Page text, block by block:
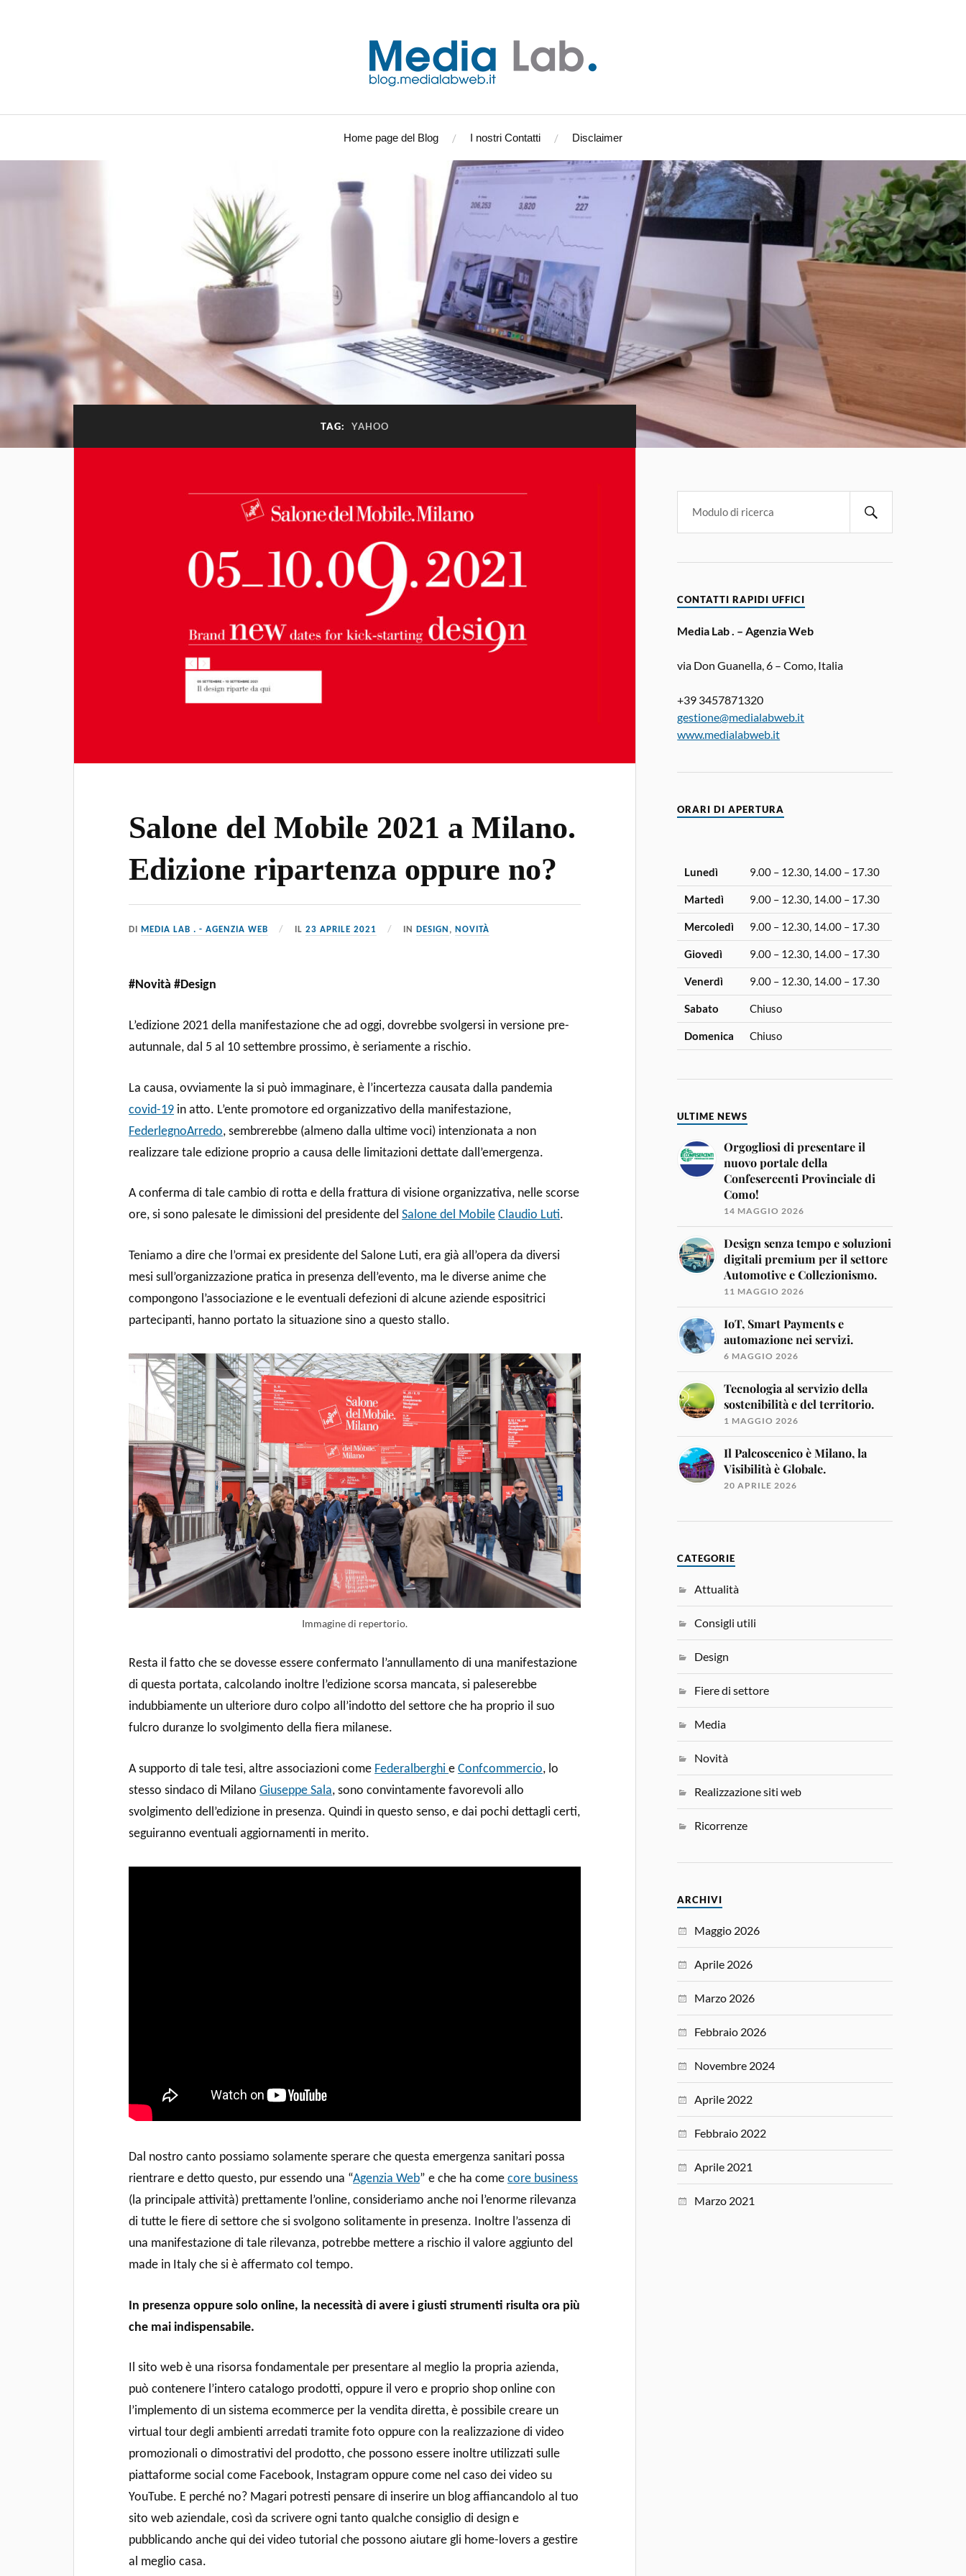
Home page del Blog I nostri Contatti Disclaimer
TAG: YAHOO
Salone del Mobile 2021 a Milano.
Edizione ripartenza oppure no?
DI MEDIA LAB . - AGENZIA WEB IL23 APRILE 2021 IN DESIGN , NOVITÀ
#Novità #Design
L’edizione 2021 della manifestazione che ad oggi, dovrebbe svolgersi in versione pre-
autunnale, dal 5 al 10 settembre prossimo, è seriamente a rischio.
La causa, ovviamente la si può immaginare, è l’incertezza causata dalla pandemia
covid-19 in atto. L’ente promotore ed organizzativo della manifestazione,
FederlegnoArredo, sembrerebbe (almeno dalla ultime voci) intenzionata a non
realizzare tale edizione proprio a causa delle limitazioni dettate dall’emergenza.
A conferma di tale cambio di rotta e della frattura di visione organizzativa, nelle scorse
ore, si sono palesate le dimissioni del presidente delSalone del Mobile Claudio Luti.
Teniamo a dire che l’ormai ex presidente del Salone Luti, era già all’opera da diversi
mesi sull’organizzazione pratica in presenza dell’evento, ma le diverse anime che
compongono l’associazione e le eventuali defezioni di alcune aziende espositrici
partecipanti, hanno portato la situazione sino a questo stallo.
Immagine di repertorio.
Resta il fatto che se dovesse essere confermato l’annullamento di una manifestazione
di questa portata, calcolando inoltre l’edizione scorsa mancata, si paleserebbe
indubbiamente un ulteriore duro colpo all’indotto del settore che ha proprio il suo
fulcro duranze lo svolgimento della fiera milanese.
A supporto di tale tesi, altre associazioni come FederalberghieConfcommercio, lo
stesso sindaco di MilanoGiuseppe Sala, sono convintamente favorevoli allo
svolgimento dell’edizione in presenza. Quindi in questo senso, e dai pochi dettagli certi,
seguiranno eventuali aggiornamenti in merito.
Dal nostro canto possiamo solamente sperare che questa emergenza sanitari possa
rientrare e detto questo, pur essendo una “Agenzia Web” e che ha comecore business
(la principale attività) prettamente l’online, consideriamo anche noi l’enorme rilevanza
di tutte le fiere di settore che si svolgono solitamente in presenza. Inoltre l’assenza di
una manifestazione di tale rilevanza, potrebbe mettere a rischio il valore aggiunto del
made in Italy che si è affermato col tempo.
In presenza oppure solo online, la necessità di avere i giusti strumenti risulta ora più
che mai indispensabile.
Il sito web è una risorsa fondamentale per presentare al meglio la propria azienda,
può contenere l’intero catalogo prodotti, oppure il vero e proprio shop online con
l’implemento di un sistema ecommerce per la vendita diretta, è possibile creare un
virtual tour degli ambienti arredati tramite foto oppure con la realizzazione di video
promozionali o dimostrativi del prodotto, che possono essere inoltre utilizzati sulle
piattaforme social come Facebook, Instagram oppure come nel caso dei video su
YouTube. E perché no? Magari potresti pensare di inserire un blog affiancandolo al tuo
sito web aziendale, così da scrivere ogni tanto qualche consiglio di design e
pubblicando anche qui dei video tutorial che possono aiutare gli home-lovers a gestire
al meglio casa.
CONTATTI RAPIDI UFFICI
Media Lab . – Agenzia Web
via Don Guanella, 6 – Como, Italia
+39 3457871320
gestione@medialabweb.it
www.medialabweb.it
ORARI DI APERTURA
Lunedì 9.00 – 12.30, 14.00 – 17.30
Martedì 9.00 – 12.30, 14.00 – 17.30
Mercoledì 9.00 – 12.30, 14.00 – 17.30
Giovedì 9.00 – 12.30, 14.00 – 17.30
Venerdì 9.00 – 12.30, 14.00 – 17.30
Sabato Chiuso
Domenica Chiuso
ULTIME NEWS
Orgogliosi di presentare il
nuovo portale della
Confesercenti Provinciale di
Como!
14 MAGGIO 2026
Design senza tempo e soluzioni
digitali premium per il settore
Automotive e Collezionismo.
11 MAGGIO 2026
IoT, Smart Payments e
automazione nei servizi.
6 MAGGIO 2026
Tecnologia al servizio della
sostenibilità e del territorio.
1 MAGGIO 2026
Il Palcoscenico è Milano, la
Visibilità è Globale.
20 APRILE 2026
CATEGORIE
Attualità
Consigli utili
Design
Fiere di settore
Media
Novità
Realizzazione siti web
Ricorrenze
ARCHIVI
Maggio 2026
Aprile 2026
Marzo 2026
Febbraio 2026
Novembre 2024
Aprile 2022
Febbraio 2022
Aprile 2021
Marzo 2021